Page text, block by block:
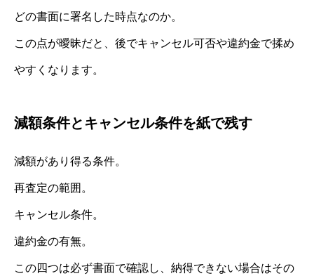
どの書面に署名した時点なのか。
この点が曖昧だと、後でキャンセル可否や違約金で揉め
やすくなります。
減額条件とキャンセル条件を紙で残す
減額があり得る条件。
再査定の範囲。
キャンセル条件。
違約金の有無。
この四つは必ず書面で確認し、納得できない場合はその